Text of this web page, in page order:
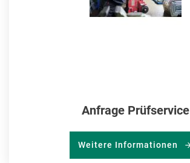
Anfrage Prüfservice
Weitere Informationen